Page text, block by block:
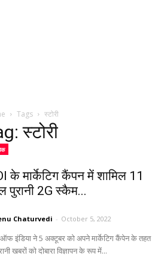
Tags स्टोरी
स्टोरी
के मार्केटिग कैंपन में शामिल 11
पुरानी 2G स्कैम...
Chaturvedi - October 5, 2022
ऑफ इंडिया ने 5 अक्टूबर को अपने मार्केटिग कैंपेन के तहत
खबरों को दोबारा विज्ञापन के रूप में...